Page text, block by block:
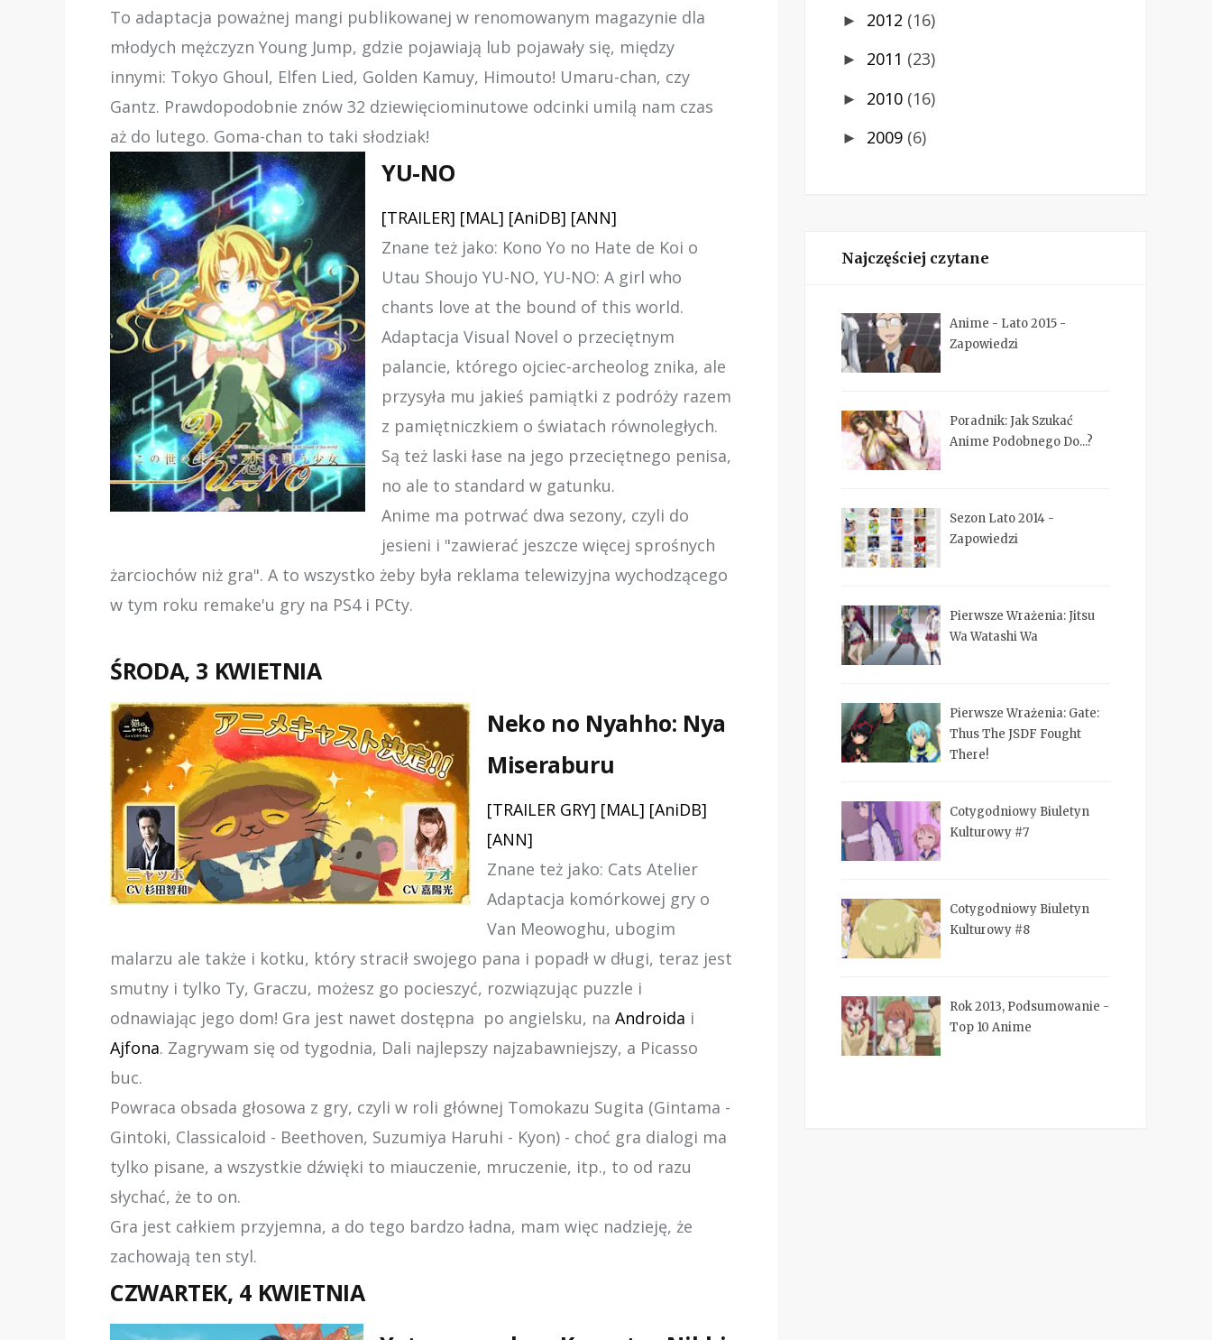
To adaptacja poważnej mangi publikowanej w renomowanym magazynie dla
młodych mężczyzn Young Jump, gdzie pojawiają lub pojawały się, między
innymi: Tokyo Ghoul, Elfen Lied, Golden Kamuy, Himouto! Umaru-chan, czy
Gantz. Prawdopodobnie znów 32 dziewięciominutowe odcinki umilą nam czas
aż do lutego. Goma-chan to taki słodziak!
YU-NO
[TRAILER] [MAL] [AniDB] [ANN]
Znane też jako: Kono Yo no Hate de Koi o
Utau Shoujo YU-NO, YU-NO: A girl who
chants love at the bound of this world.
Adaptacja Visual Novel o przeciętnym
palancie, którego ojciec-archeolog znika, ale
przysyła mu jakieś pamiątki z podróży razem
z pamiętniczkiem o światach równoległych.
Są też laski łase na jego przeciętnego penisa,
no ale to standard w gatunku.
Anime ma potrwać dwa sezony, czyli do
jesieni i "zawierać jeszcze więcej sprośnych
żarciochów niż gra". A to wszystko żeby była reklama telewizyjna wychodzącego
w tym roku remake'u gry na PS4 i PCty.
ŚRODA, 3 KWIETNIA
Neko no Nyahho: Nya
Miseraburu
[TRAILER GRY] [MAL] [AniDB]
[ANN]
Znane też jako: Cats Atelier
Adaptacja komórkowej gry o
Van Meowoghu, ubogim
malarzu ale także i kotku, który stracił swojego pana i popadł w długi, teraz jest
smutny i tylko Ty, Graczu, możesz go pocieszyć, rozwiązując puzzle i
odnawiając jego dom! Gra jest nawet dostępna po angielsku, na Androida i
Ajfona. Zagrywam się od tygodnia, Dali najlepszy najzabawniejszy, a Picasso
buc.
Powraca obsada głosowa z gry, czyli w roli głównej Tomokazu Sugita (Gintama -
Gintoki, Classicaloid - Beethoven, Suzumiya Haruhi - Kyon) - choć gra dialogi ma
tylko pisane, a wszystkie dźwięki to miauczenie, mruczenie, itp., to od razu
słychać, że to on.
Gra jest całkiem przyjemna, a do tego bardzo ładna, mam więc nadzieję, że
zachowają ten styl.
CZWARTEK, 4 KWIETNIA
► 2012 (16)
► 2011 (23)
► 2010 (16)
► 2009 (6)
Najczęściej czytane
Anime - Lato 2015 -
Zapowiedzi
Poradnik: Jak Szukać
Anime Podobnego Do...?
Sezon Lato 2014 -
Zapowiedzi
Pierwsze Wrażenia: Jitsu
Wa Watashi Wa
Pierwsze Wrażenia: Gate:
Thus The JSDF Fought
There!
Cotygodniowy Biuletyn
Kulturowy #7
Cotygodniowy Biuletyn
Kulturowy #8
Rok 2013, Podsumowanie -
Top 10 Anime